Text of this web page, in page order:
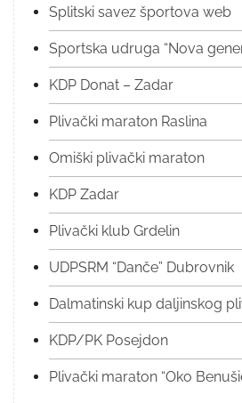
Splitski savez športova web
Sportska udruga “Nova
KDP Donat – Zadar
Plivački maraton Raslina
Omiški plivački maraton
KDP Zadar
Plivački klub Grdelin
UDPSRM “Danče” Dubrovnik
Dalmatinski kup daljinskog
KDP/PK Posejdon
Plivački maraton “Oko